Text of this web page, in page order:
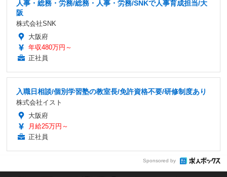
人事・総務・労務/総務・人事・労務/SNKで人事育成担当/大
阪
株式会社SNK
大阪府
年収480万円～
正社員
入職日相談/個別学習塾の教室長/免許資格不要/研修制度あり
株式会社イスト
大阪府
月給25万円～
正社員
Sponsored by